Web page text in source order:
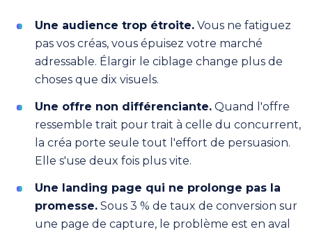
Une audience trop étroite. Vous ne fatiguez
pas vos créas, vous épuisez votre marché
adressable. Élargir le ciblage change plus de
choses que dix visuels.
Une offre non différenciante. Quand l'offre
ressemble trait pour trait à celle du concurrent,
la créa porte seule tout l'effort de persuasion.
Elle s'use deux fois plus vite.
Une landing page qui ne prolonge pas la
promesse. Sous 3 % de taux de conversion sur
une page de capture, le problème est en aval